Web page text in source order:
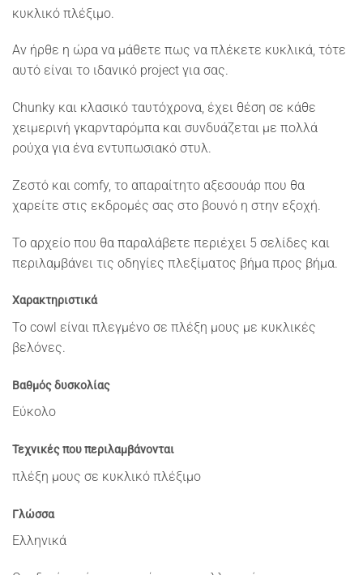
κυκλικό πλέξιμο.
Αν ήρθε η ώρα να μάθετε πως να πλέκετε κυκλικά, τότε
αυτό είναι το ιδανικό project για σας.
Chunky και κλασικό ταυτόχρονα, έχει θέση σε κάθε
χειμερινή γκαρνταρόμπα και συνδυάζεται με πολλά
ρούχα για ένα εντυπωσιακό στυλ.
Ζεστό και comfy, το απαραίτητο αξεσουάρ που θα
χαρείτε στις εκδρομές σας στο βουνό η στην εξοχή.
Το αρχείο που θα παραλάβετε περιέχει 5 σελίδες και
περιλαμβάνει τις οδηγίες πλεξίματος βήμα προς βήμα.
Χαρακτηριστικά
Το cowl είναι πλεγμένο σε πλέξη μους με κυκλικές
βελόνες.
Βαθμός δυσκολίας
Εύκολο
Τεχνικές που περιλαμβάνονται
πλέξη μους σε κυκλικό πλέξιμο
Γλώσσα
Ελληνικά